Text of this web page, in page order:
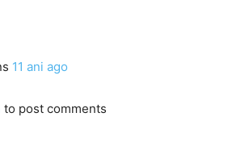
11 ani ago
to post comments